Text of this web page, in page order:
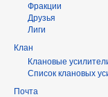
Фракции
Друзья
Лиги
Клан
Клановые
Список клановых
Почта